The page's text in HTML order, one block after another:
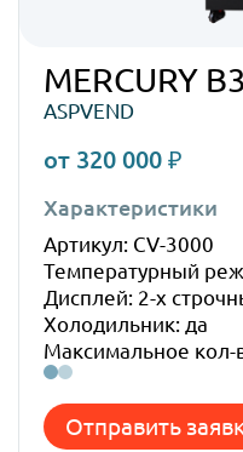
MERCURY
ASPVEND
от 320 000 ₽
Характеристики
Артикул: CV-3000
Температурный
Дисплей: 2-х
Холодильник: да
Максимальное кол-
Отправить